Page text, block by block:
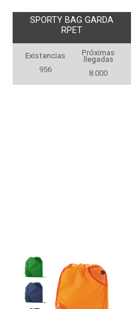
SPORTY BAG GARDA
RPET
Existencias
956
Próximas
llegadas
8.000